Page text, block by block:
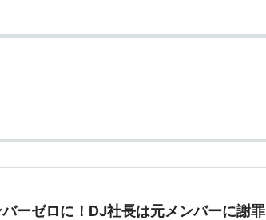
ーゼロに！DJ社長は元メンバーに謝罪